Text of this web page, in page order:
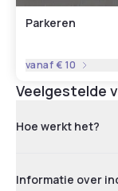
Parkeren
vanaf€ 10
Veelgestelde
Hoe werkt het?
Informatie over